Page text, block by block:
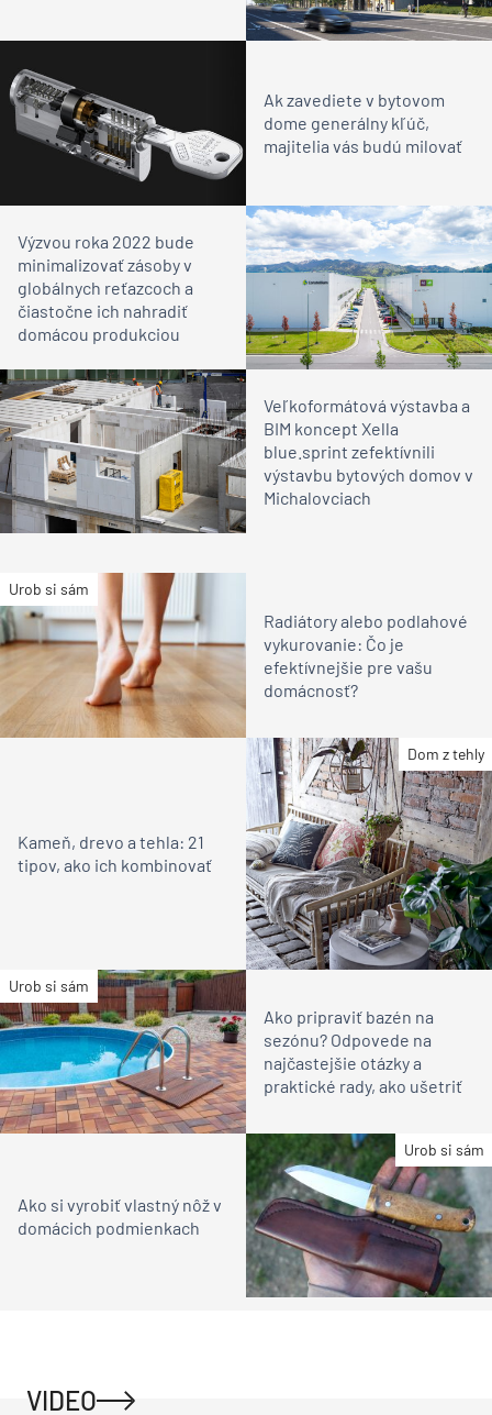
Ak zavediete v bytovom
dome generálny kľúč,
majitelia vás budú milovať
Výzvou roka 2022 bude
minimalizovať zásoby v
globálnych reťazcoch a
čiastočne ich nahradiť
domácou produkciou
Veľkoformátová výstavba a
BIM koncept Xella
blue.sprint zefektívnili
výstavbu bytových domov v
Michalovciach
Urob si sám
Radiátory alebo podlahové
vykurovanie: Čo je
efektívnejšie pre vašu
domácnosť?
Dom z tehly
Kameň, drevo a tehla: 21
tipov, ako ich kombinovať
Urob si sám
Ako pripraviť bazén na
sezónu? Odpovede na
najčastejšie otázky a
praktické rady, ako ušetriť
Urob si sám
Ako si vyrobiť vlastný nôž v
domácich podmienkach
VIDEO